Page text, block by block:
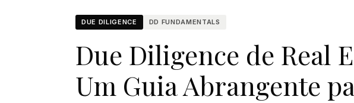
DUE DILIGENCE DD FUNDAMENTALS
Due Diligence de Real
Um Guia Abrangente